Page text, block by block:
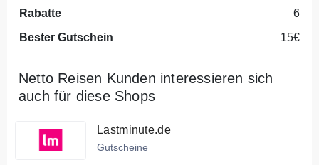
Rabatte
6
Bester Gutschein
15€
Netto Reisen Kunden interessieren sich
auch für diese Shops
Lastminute.de
Gutscheine